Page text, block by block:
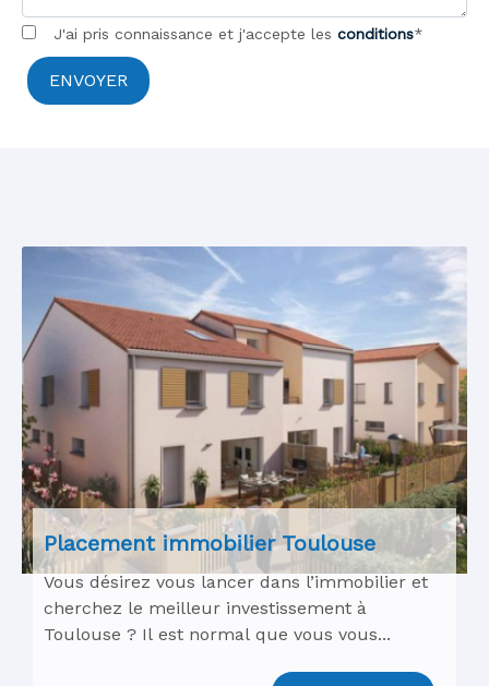
J'ai pris connaissance et j'accepte les conditions*
ENVOYER
Placement immobilier Toulouse
Vous désirez vous lancer dans l’immobilier et
cherchez le meilleur investissement à
Toulouse ? Il est normal que vous vous...